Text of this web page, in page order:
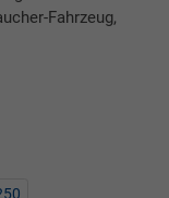
Fahrzeug,